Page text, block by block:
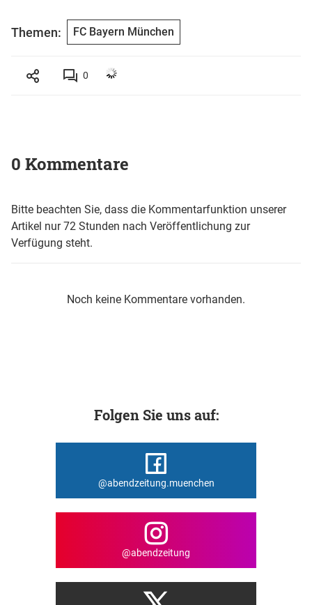
Themen: FC Bayern München
0
0 Kommentare
Bitte beachten Sie, dass die Kommentarfunktion unserer
Artikel nur 72 Stunden nach Veröffentlichung zur
Verfügung steht.
Noch keine Kommentare vorhanden.
Folgen Sie uns auf:
@abendzeitung.muenchen
@abendzeitung